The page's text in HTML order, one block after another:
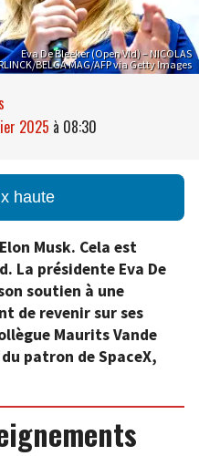
Eva De Bleeker (Open Vld) – NICOLAS
BELGA MAG/AFP via Getty Images
2025 à 08:30
haute
Musk. Cela est
La présidente Eva De
soutien à une
de revenir sur ses
Maurits Vande
patron de SpaceX,